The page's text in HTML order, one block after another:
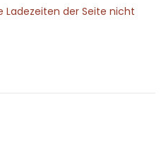
Ladezeiten der Seite nicht